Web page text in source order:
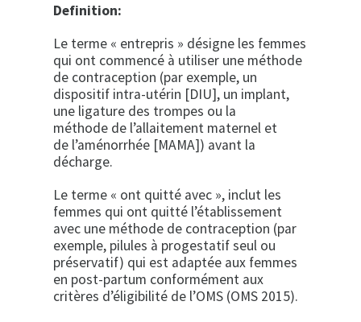
Definition:
Le terme « entrepris » désigne les femmes
qui ont commencé à utiliser une méthode
de contraception (par exemple, un
dispositif intra-utérin [DIU], un implant,
une ligature des trompes ou la
méthode de l’allaitement maternel et
de l’aménorrhée [MAMA]) avant la
décharge.
Le terme « ont quitté avec », inclut les
femmes qui ont quitté l’établissement
avec une méthode de contraception (par
exemple, pilules à progestatif seul ou
préservatif) qui est adaptée aux femmes
en post-partum conformément aux
critères d’éligibilité de l’OMS (OMS 2015).